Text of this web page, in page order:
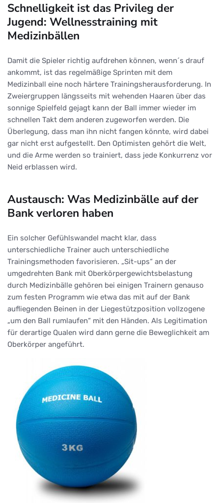
Schnelligkeit ist das Privileg der
Jugend: Wellnesstraining mit
Medizinbällen
Damit die Spieler richtig aufdrehen können, wenn´s drauf
ankommt, ist das regelmäßige Sprinten mit dem
Medizinball eine noch härtere Trainingsherausforderung. In
Zweiergruppen längsseits mit wehenden Haaren über das
sonnige Spielfeld gejagt kann der Ball immer wieder im
schnellen Takt dem anderen zugeworfen werden. Die
Überlegung, dass man ihn nicht fangen könnte, wird dabei
gar nicht erst aufgestellt. Den Optimisten gehört die Welt,
und die Arme werden so trainiert, dass jede Konkurrenz vor
Neid erblassen wird.
Austausch: Was Medizinbälle auf der
Bank verloren haben
Ein solcher Gefühlswandel macht klar, dass
unterschiedliche Trainer auch unterschiedliche
Trainingsmethoden favorisieren. „Sit-ups“ an der
umgedrehten Bank mit Oberkörpergewichtsbelastung
durch Medizinbälle gehören bei einigen Trainern genauso
zum festen Programm wie etwa das mit auf der Bank
aufliegenden Beinen in der Liegestützposition vollzogene
„um den Ball rumlaufen“ mit den Händen. Als Legitimation
für derartige Qualen wird dann gerne die Beweglichkeit am
Oberkörper angeführt.